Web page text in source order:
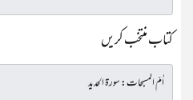
کتاب منتخب کریں